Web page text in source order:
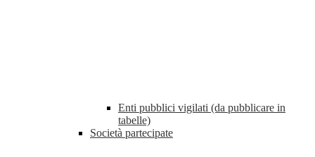
Enti pubblici vigilati (da pubblicare in
tabelle)
Società partecipate